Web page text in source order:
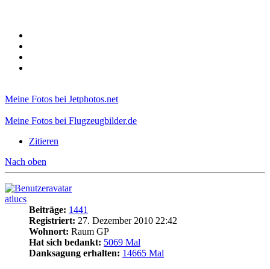
Meine Fotos bei Jetphotos.net
Meine Fotos bei Flugzeugbilder.de
Zitieren
Nach oben
atlucs
Beiträge: 1441
Registriert: 27. Dezember 2010 22:42
Wohnort: Raum GP
Hat sich bedankt: 5069 Mal
Danksagung erhalten: 14665 Mal